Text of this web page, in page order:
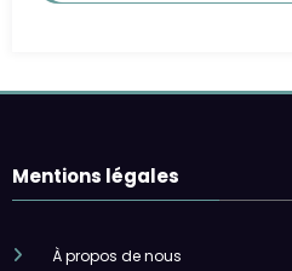
Mentions légales
À propos de nous